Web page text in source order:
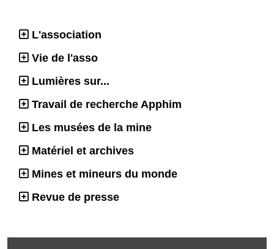
L'association
Vie de l'asso
Lumières sur...
Travail de recherche Apphim
Les musées de la mine
Matériel et archives
Mines et mineurs du monde
Revue de presse